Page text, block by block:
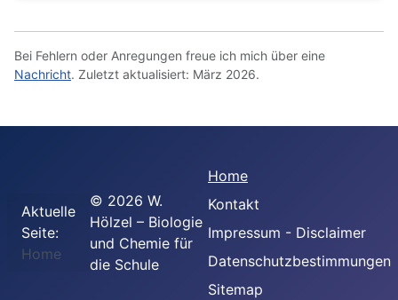
Bei Fehlern oder Anregungen freue ich mich über eine
Nachricht. Zuletzt aktualisiert: März 2026.
Aktuelle
Seite:
Home
© 2026 W.
Hölzel – Biologie
und Chemie für
die Schule
Home
Kontakt
Impressum - Disclaimer
Datenschutzbestimmungen
Sitemap